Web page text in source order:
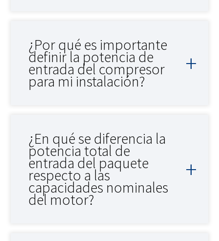
¿Por qué es importante
definir la potencia de
entrada del compresor
para mi instalación?
¿En qué se diferencia la
potencia total de
entrada del paquete
respecto a las
capacidades nominales
del motor?